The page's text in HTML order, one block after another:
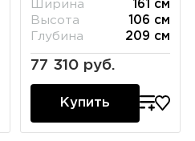
Ширина
161 см
Высота
106 см
Глубина
209 см
77 310 руб.
Купить